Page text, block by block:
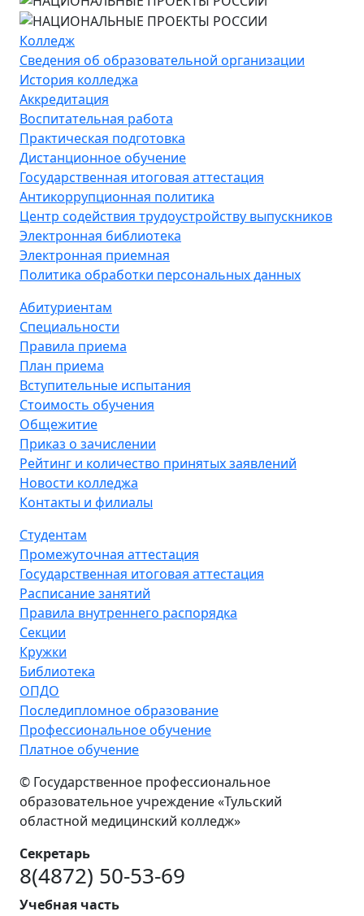
Колледж
Сведения об образовательной организации
История колледжа
Аккредитация
Воспитательная работа
Практическая подготовка
Дистанционное обучение
Государственная итоговая аттестация
Антикоррупционная политика
Центр содействия трудоустройству выпускников
Электронная библиотека
Электронная приемная
Политика обработки персональных данных
Абитуриентам
Специальности
Правила приема
План приема
Вступительные испытания
Стоимость обучения
Общежитие
Приказ о зачислении
Рейтинг и количество принятых заявлений
Новости колледжа
Контакты и филиалы
Студентам
Промежуточная аттестация
Государственная итоговая аттестация
Расписание занятий
Правила внутреннего распорядка
Секции
Кружки
Библиотека
ОПДО
Последипломное образование
Профессиональное обучение
Платное обучение
© Государственное профессиональное
образовательное учреждение «Тульский
областной медицинский колледж»
Секретарь
8(4872) 50-53-69
Учебная часть